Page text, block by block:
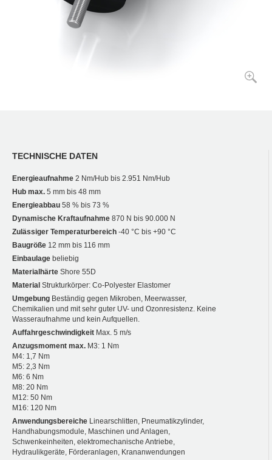
TECHNISCHE DATEN
Energieaufnahme 2 Nm/Hub bis 2.951 Nm/Hub
Hub max. 5 mm bis 48 mm
Energieabbau 58 % bis 73 %
Dynamische Kraftaufnahme 870 N bis 90.000 N
Zulässiger Temperaturbereich -40 °C bis +90 °C
Baugröße 12 mm bis 116 mm
Einbaulage beliebig
Materialhärte Shore 55D
Material Strukturkörper: Co-Polyester Elastomer
Umgebung Beständig gegen Mikroben, Meerwasser,
Chemikalien und mit sehr guter UV- und Ozonresistenz. Keine
Wasseraufnahme und kein Aufquellen.
Auffahrgeschwindigkeit Max. 5 m/s
Anzugsmoment max. M3: 1 Nm
M4: 1,7 Nm
M5: 2,3 Nm
M6: 6 Nm
M8: 20 Nm
M12: 50 Nm
M16: 120 Nm
Anwendungsbereiche Linearschlitten, Pneumatikzylinder,
Handhabungsmodule, Maschinen und Anlagen,
Schwenkeinheiten, elektromechanische Antriebe,
Hydraulikgeräte, Förderanlagen, Krananwendungen